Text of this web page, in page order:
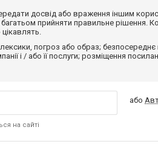
досвід або враження іншим
прийняти правильне рішення.
погроз або образ;
і / або її послуги; розміщення
на сайті
або